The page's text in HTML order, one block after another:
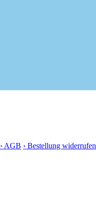
› AGB › Bestellung widerrufen